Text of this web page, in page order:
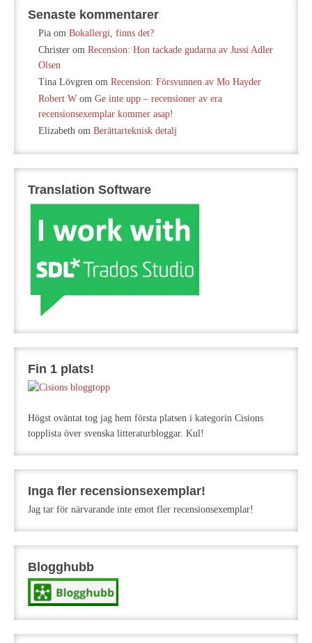
Senaste kommentarer
Pia om Bokallergi, finns det?
Christer om Recension: Hon tackade gudarna av Jussi Adler
Olsen
Tina Lövgren om Recension: Försvunnen av Mo Hayder
Robert W om Ge inte upp – recensioner av era
recensionsexemplar kommer asap!
Elizabeth om Berättarteknisk detalj
Translation Software
Fin 1 plats!
Högst oväntat tog jag hem första platsen i kategorin Cisions
topplista över svenska litteraturbloggar. Kul!
Inga fler recensionsexemplar!
Jag tar för närvarande inte emot fler recensionsexemplar!
Blogghubb